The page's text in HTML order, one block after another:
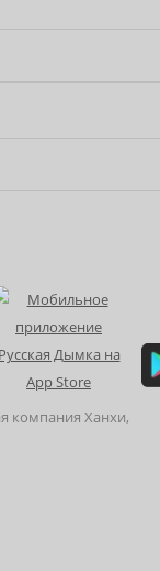
компания Ханхи,